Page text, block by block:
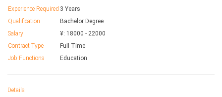
Experience Required 3 Years
Qualification
Bachelor Degree
Salary
¥: 18000 - 22000
Contract Type
Full Time
Job Functions
Education
Details